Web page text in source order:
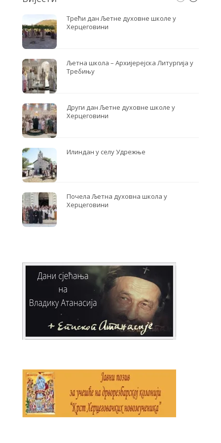
Трећи дан Љетне духовне школе у
Херцеговини
Љетна школа – Архијерејска Литургија у
Требињу
Други дан Љетне духовне школе у
Херцеговини
Илиндан у селу Удрежње
Почела Љетна духовна школа у
Херцеговини